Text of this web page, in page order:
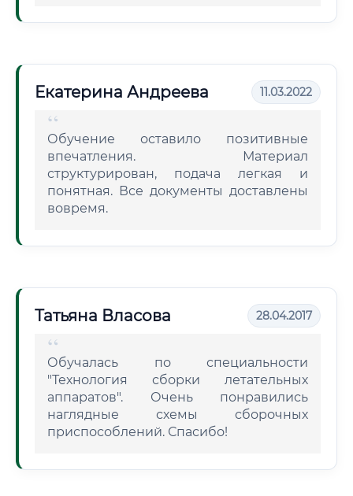
Екатерина Андреева 11.03.2022
Обучение оставило позитивные
впечатления. Материал
структурирован, подача легкая и
понятная. Все документы доставлены
вовремя.
Татьяна Власова 28.04.2017
Обучалась по специальности
"Технология сборки летательных
аппаратов". Очень понравились
наглядные схемы сборочных
приспособлений. Спасибо!